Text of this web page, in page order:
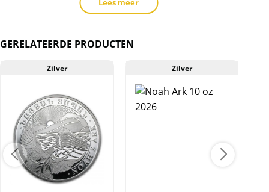
Verhaal van de munt
bekendste verhalen uit de Bijbel. Volgens het
die geschikt was voor zijn grote gezin en voor
ongeveer 50.000 diersoorten en ongeveer een
miljoen insektensoorten.
Levering
De munt wordt geleverd in een plastic
muntcapsule.
Kwaliteit
GERELATEERDE PRODUCTEN
Zilver Zilver